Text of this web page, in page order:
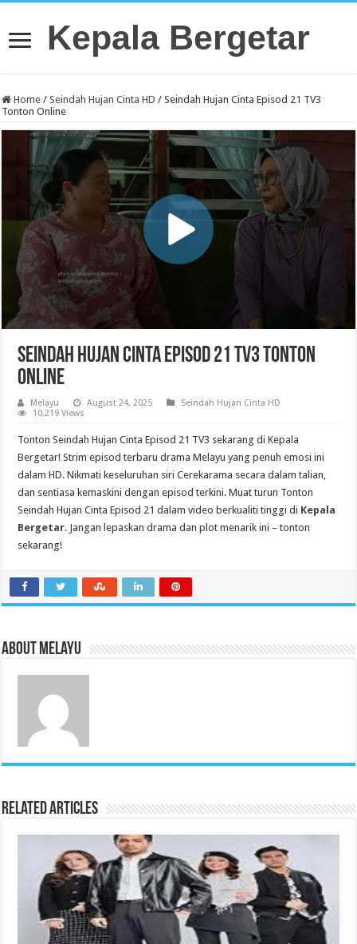
Kepala Bergetar
Home / Seindah Hujan Cinta HD / Seindah Hujan Cinta Episod 21 TV3
Tonton Online
Seindah Hujan Cinta Episod 21 TV3 Tonton
Online
Melayu August 24, 2025
Seindah Hujan Cinta HD
10,219 Views
Tonton Seindah Hujan Cinta Episod 21 TV3 sekarang di Kepala
Bergetar! Strim episod terbaru drama Melayu yang penuh emosi ini
dalam HD. Nikmati keseluruhan siri Cerekarama secara dalam talian,
dan sentiasa kemaskini dengan episod terkini. Muat turun Tonton
Seindah Hujan Cinta Episod 21 dalam video berkualiti tinggi di Kepala
Bergetar. Jangan lepaskan drama dan plot menarik ini – tonton
sekarang!
About Melayu
Related Articles